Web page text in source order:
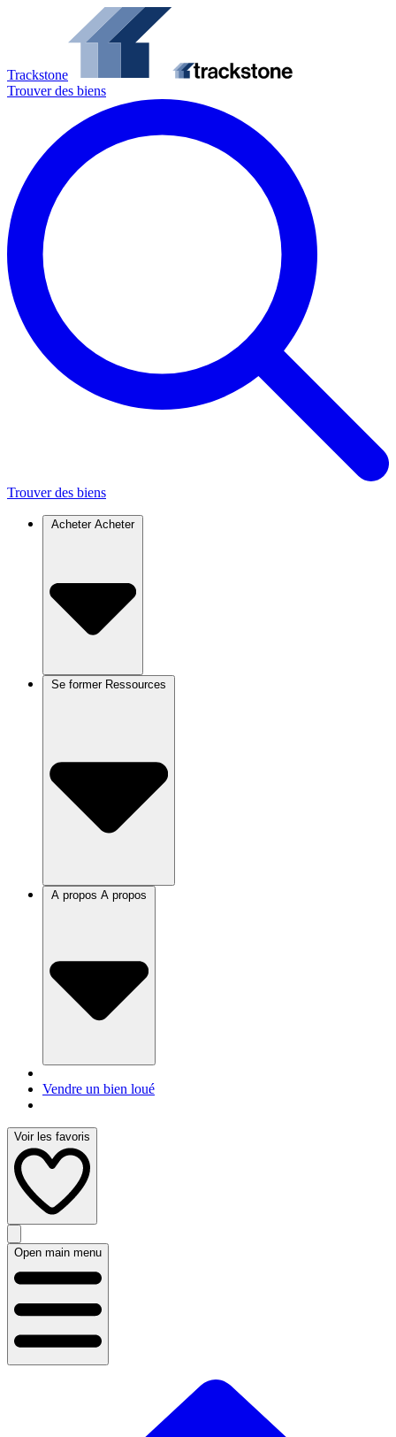
Trackstone
Trouver des biens
Trouver des biens
Acheter Acheter
Se former
A propos
Vendre un bien loué
Voir les favoris
Open main menu